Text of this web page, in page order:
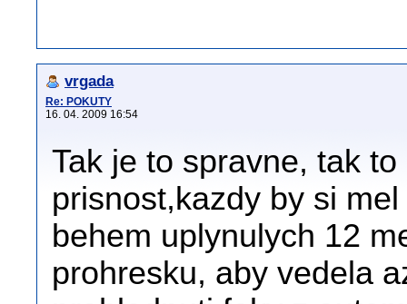
vrgada
Re: POKUTY
16. 04. 2009 16:54
Tak je to spravne, tak
prisnost,kazdy by si
behem uplynulych 12
prohresku, aby vedela